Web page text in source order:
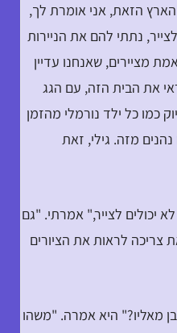
הזאת, אני אומרת לך,
נתתי להם את הניירות
מציירים, שאנחנו עדיין
את הבית הזה, עם הגג
כמו כל ילד נורמלי מהזמן
מזה. גילי, זאת
יכולים לצייר," אמרתי. "גם
צריכה לראות את הציורים
מאליו?" היא אמרה. "משהו